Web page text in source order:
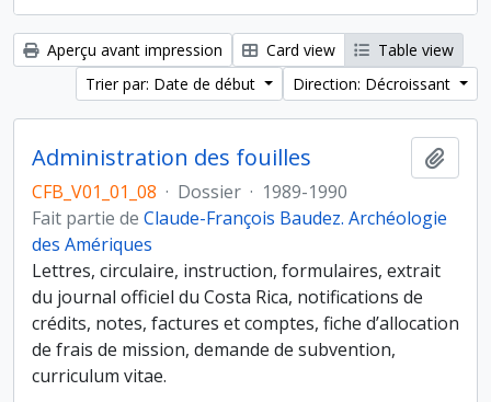
Aperçu avant impression Card view
Table view
Trier par: Date de début
Direction: Décroissant
Administration des fouilles
CFB_V01_01_08 · Dossier · 1989-1990
Fait partie de Claude-François Baudez. Archéologie
des Amériques
Lettres, circulaire, instruction, formulaires, extrait
du journal officiel du Costa Rica, notifications de
crédits, notes, factures et comptes, fiche d’allocation
de frais de mission, demande de subvention,
curriculum vitae.